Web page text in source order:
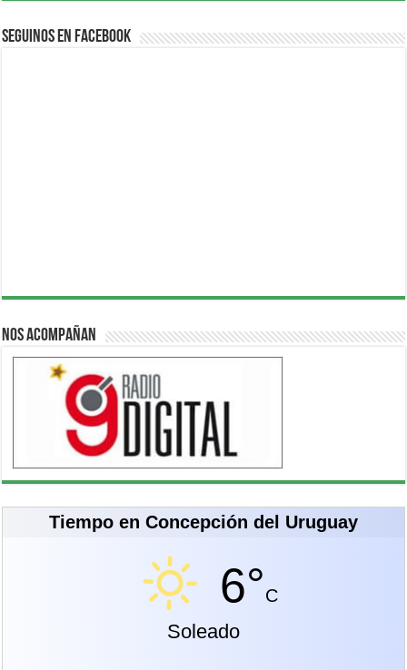
Seguinos en Facebook
Nos acompañan
Tiempo en Concepción del Uruguay
6°C
Soleado